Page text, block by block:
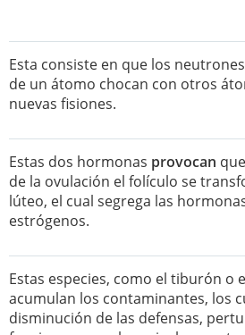
Esta consiste en que los
de un átomo chocan con otros
nuevas fisiones.
Estas dos hormonas provocan
de la ovulación el folículo se
lúteo, el cual segrega las
estrógenos.
Estas especies, como el tiburón o
acumulan los contaminantes, los
disminución de las defensas,